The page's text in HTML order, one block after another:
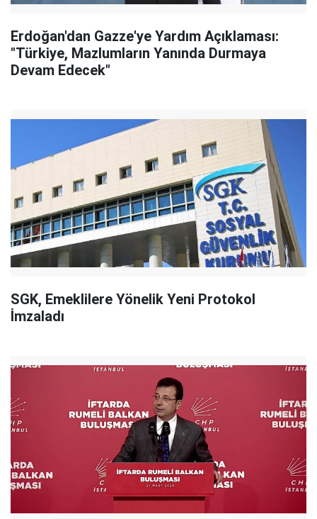
Erdoğan'dan Gazze'ye Yardım Açıklaması:
"Türkiye, Mazlumların Yanında Durmaya
Devam Edecek"
SGK, Emeklilere Yönelik Yeni Protokol
İmzaladı